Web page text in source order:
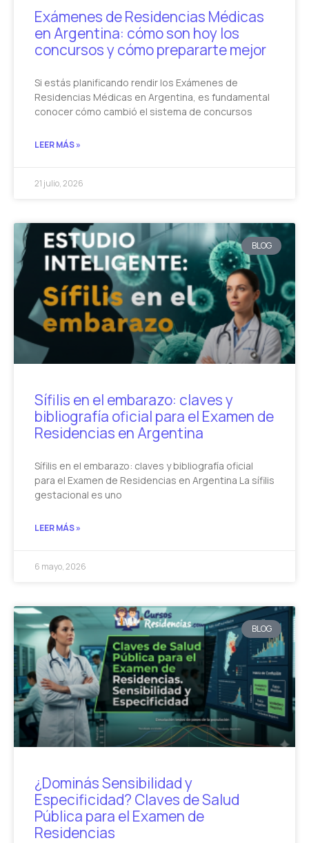
Exámenes de Residencias Médicas
en Argentina: cómo son hoy los
concursos y cómo prepararte mejor
Si estás planificando rendir los Exámenes de
Residencias Médicas en Argentina, es fundamental
conocer cómo cambió el sistema de concursos
LEER MÁS »
21 julio, 2026
BLOG
Sífilis en el embarazo: claves y
bibliografía oficial para el Examen de
Residencias en Argentina
Sífilis en el embarazo: claves y bibliografía oficial
para el Examen de Residencias en Argentina La sífilis
gestacional es uno
LEER MÁS »
6 mayo, 2026
BLOG
¿Dominás Sensibilidad y
Especificidad? Claves de Salud
Pública para el Examen de
Residencias